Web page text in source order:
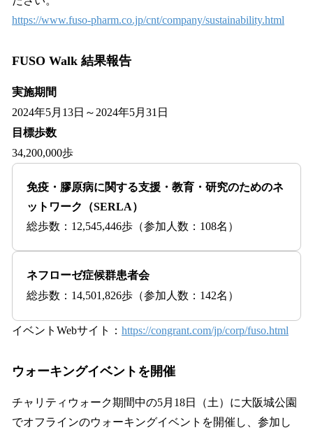
https://www.fuso-pharm.co.jp/cnt/company/sustainability.html
FUSO Walk 結果報告
実施期間
2024年5月13日～2024年5月31日
目標歩数
34,200,000歩
免疫・膠原病に関する支援・教育・研究のためのネ
ットワーク（SERLA）
総歩数：12,545,446歩（参加人数：108名）
ネフローゼ症候群患者会
総歩数：14,501,826歩（参加人数：142名）
イベントWebサイト： https://congrant.com/jp/corp/fuso.html
ウォーキングイベントを開催
チャリティウォーク期間中の5月18日（土）に大阪城公園
でオフラインのウォーキングイベントを開催し、参加し